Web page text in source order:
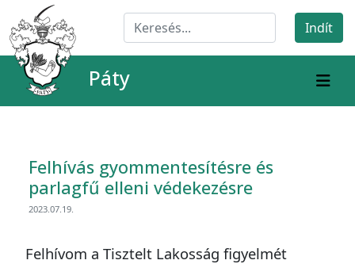
Páty
Felhívás gyommentesítésre és
parlagfű elleni védekezésre
2023.07.19.
Felhívom a Tisztelt Lakosság figyelmét